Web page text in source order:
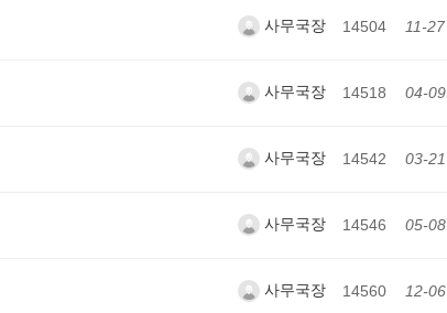
사무국장 14504 11-27
사무국장 14518 04-09
사무국장 14542 03-21
사무국장 14546 05-08
사무국장 14560 12-06